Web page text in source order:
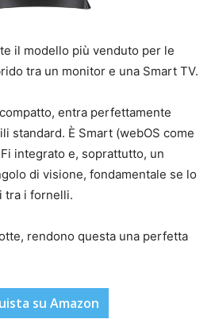
il modello più venduto per le
tra un monitor e una Smart TV.
entra perfettamente
standard. È Smart (webOS come
integrato e, soprattutto, un
di visione, fondamentale se lo
tra i fornelli.
rendono questa una perfetta
su Amazon